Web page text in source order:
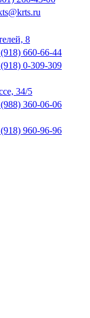
8
660-66-44
0-309-309
34/5
360-06-06
960-96-96